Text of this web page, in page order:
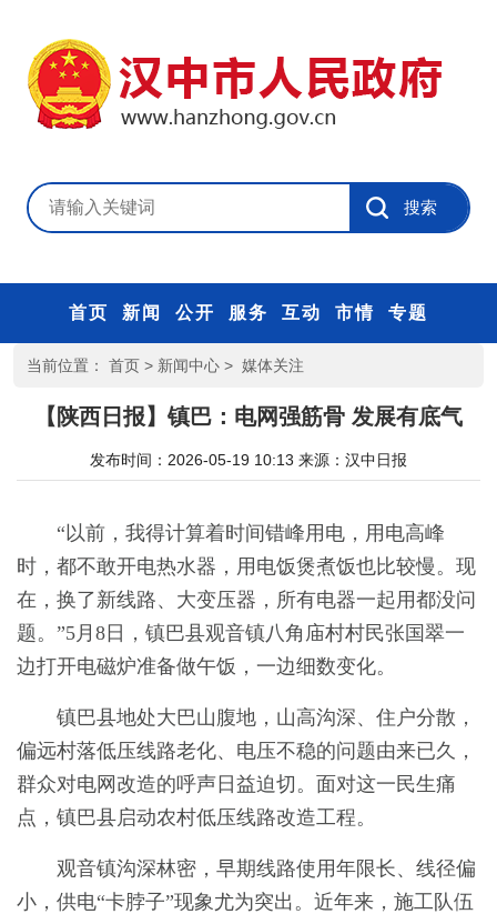
首页 新闻 公开 服务 互动 市情 专题
当前位置： 首页 > 新闻中心 > 媒体关注
【陕西日报】镇巴：电网强筋骨 发展有底气
发布时间：2026-05-19 10:13 来源： 汉中日报
“以前，我得计算着时间错峰用电，用电高峰
时，都不敢开电热水器，用电饭煲煮饭也比较慢。现
在，换了新线路、大变压器，所有电器一起用都没问
题。”5月8日，镇巴县观音镇八角庙村村民张国翠一
边打开电磁炉准备做午饭，一边细数变化。
镇巴县地处大巴山腹地，山高沟深、住户分散，
偏远村落低压线路老化、电压不稳的问题由来已久，
群众对电网改造的呼声日益迫切。面对这一民生痛
点，镇巴县启动农村低压线路改造工程。
观音镇沟深林密，早期线路使用年限长、线径偏
小，供电“卡脖子”现象尤为突出。近年来，施工队伍